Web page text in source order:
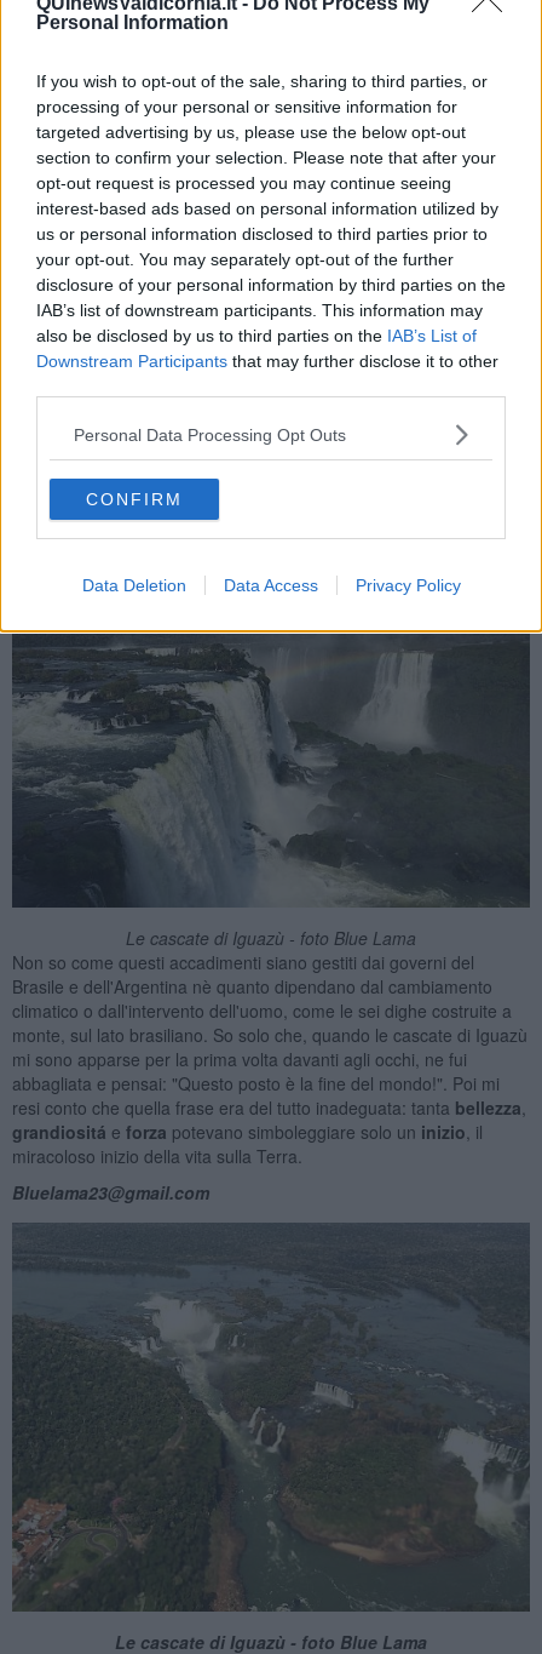
Personal Information
If you wish to opt-out of the sale, sharing to third parties, or
processing of your personal or sensitive information for
targeted advertising by us, please use the below opt-out
section to confirm your selection. Please note that after your
opt-out request is processed you may continue seeing
interest-based ads based on personal information utilized by
us or personal information disclosed to third parties prior to
your opt-out. You may separately opt-out of the further
disclosure of your personal information by third parties on the
IAB’s list of downstream participants. This information may
also be disclosed by us to third parties on the IAB’s List of
Downstream Participants that may further disclose it to other
Personal Data Processing Opt Outs
CONFIRM
Data Deletion Data Access Privacy Policy
Le cascate di Iguazù - foto Blue Lama
Nel 2020, in piena pandemia di Covid-19, le cascate di Iguazù
affrontarono un periodo diimpressionante siccità: il flusso del
fiume Paranà diminuì da 1.500 metri cubi d'acqua al secondo a
meno di 300. La quasi totalità dei salti d'acqua si prosciugò. Le
autorità del Parco nazionale dichiararono che si trattava di un
fenomeno ciclicoche si ripeteva ogni 10-15 anni ma che non era
mai stata registrata una siccità cosìestrema.
Nei mesi successivi l'emergenza lentamente rientrò, il fiume
ricominciò a ingrossarsi e recuperò la portata usuale. Nel 2023 si è
aumentata fino a superare di 16 volte il livello consueto e l'acqua
arrivò addirittura asommergere, per qualche settimana, le
passerelle per i visitatori.
Le cascate di Iguazù - foto Blue Lama
Non so come questi accadimenti siano gestiti dai governi del
Brasile e dell'Argentina nè quanto dipendano dal cambiamento
climatico o dall'intervento dell'uomo, come le sei dighe costruite a
monte, sul lato brasiliano. So solo che, quando le cascate di Iguazù
mi sono apparse per la prima volta davanti agli occhi, ne fui
abbagliata e pensai: "Questo posto è la fine del mondo!". Poi mi
resi conto che quella frase era del tutto inadeguata: tanta bellezza
grandiositá e forza potevano simboleggiare solo un inizio , il
miracoloso inizio della vita sulla Terra.
Bluelama23@gmail.com
Le cascate di Iguazù - foto Blue Lama